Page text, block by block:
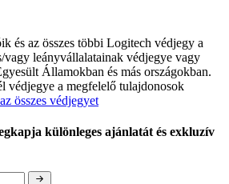
és az összes többi Logitech védjegy a
leányvállalatainak védjegye vagy
Államokban és más országokban.
védjegye a megfelelő tulajdonosok
összes védjegyet
különleges ajánlatát és exkluzív